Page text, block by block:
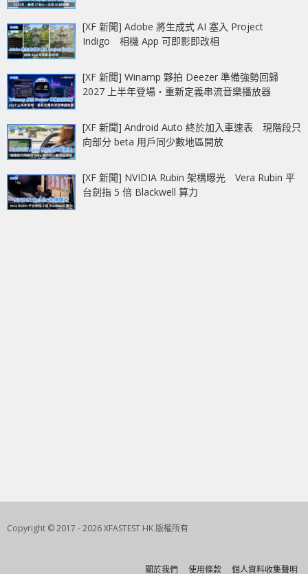
[XF 新聞] Adobe 將生成式 AI 塞入 Project
Indigo 相機 App 可即影即改相
[XF 新聞] Winamp 夥拍 Deezer 準備強勢回歸
2027 上半年登場‧重新定義串流音樂播放器
[XF 新聞] Android Auto 終於加入車速表 現階段只
向部分 beta 用戶同少數地區開放
[XF 新聞] NVIDIA Rubin 架構曝光 Vera Rubin 平
台劍指 5 倍 Blackwell 算力
Copyright © 2017 - 2026 XFASTEST HK 版權所有
關於我們 使用條款 個人資料收集聲明